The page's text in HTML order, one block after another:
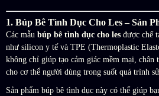
1. Búp Bê Tình Dục Cho Les – Sản
Các mẫu búp bê tình dục cho les được chế
như silicon y tế và TPE (Thermoplastic
không chỉ giúp tạo cảm giác mềm mại, chân
cho cơ thể người dùng trong suốt quá trình
Sản phẩm búp bê tình dục này có thể giúp